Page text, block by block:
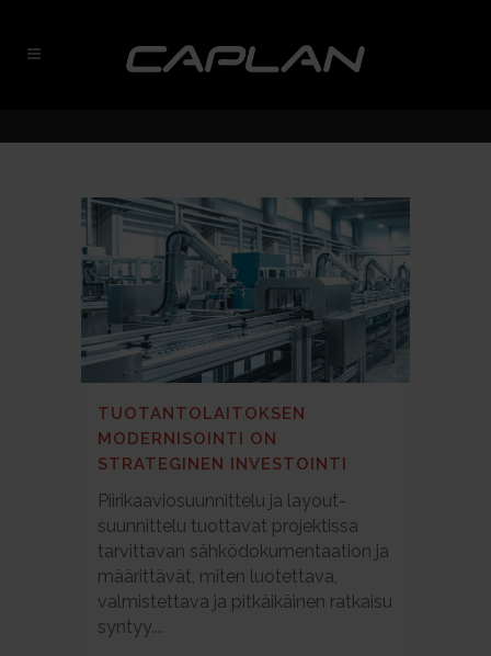
TUOTANTOLAITOKSEN
MODERNISOINTI ON
STRATEGINEN INVESTOINTI
Piirikaaviosuunnittelu ja layout-
suunnittelu tuottavat projektissa
tarvittavan sähködokumentaation ja
määrittävät, miten luotettava,
valmistettava ja pitkäikäinen ratkaisu
syntyy....